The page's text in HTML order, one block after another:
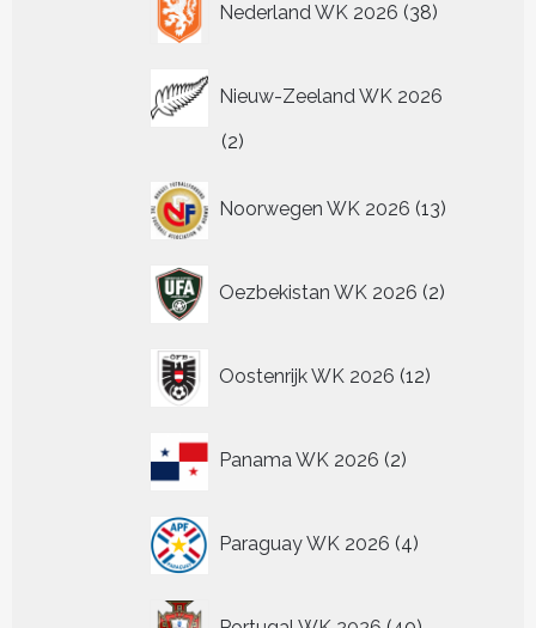
Nederland WK 2026 38
producten
Nieuw-Zeeland WK 2026
22
Noorwegen WK 2026 13
producten
Oezbekistan WK 2026 2
producten
Oostenrijk WK 2026 12
producten
Panama WK 2026 2
producten
Paraguay WK 2026 4
producten